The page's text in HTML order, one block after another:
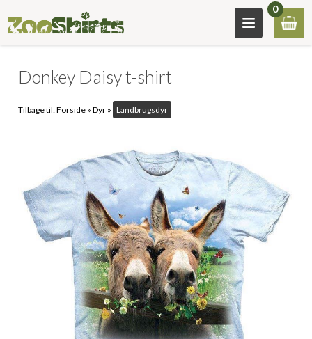
0
Donkey Daisy t-shirt
Tilbage til:Forside »Dyr » Landbrugsdyr